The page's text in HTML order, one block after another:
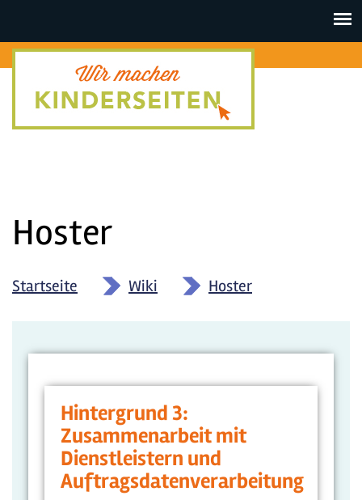
Toggle
Hoster
Startseite » Wiki » Hoster
Hintergrund 3:
Zusammenarbeit mit
Dienstleistern und
Auftragsdatenverarbeitung